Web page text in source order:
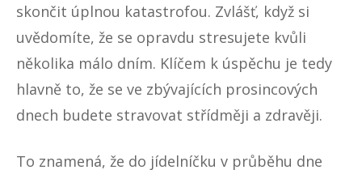
skončit úplnou katastrofou. Zvlášť, když si
uvědomíte, že se opravdu stresujete kvůli
několika málo dním. Klíčem k úspěchu je tedy
hlavně to, že se ve zbývajících prosincových
dnech budete stravovat střídměji a zdravěji.
To znamená, že do jídelníčku v průběhu dne